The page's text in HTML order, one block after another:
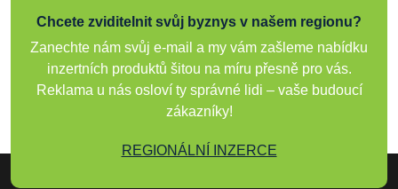
Chcete zviditelnit svůj byznys v našem regionu?
Zanechte nám svůj e-mail a my vám zašleme nabídku
inzertních produktů šitou na míru přesně pro vás.
Reklama u nás osloví ty správné lidi – vaše budoucí
zákazníky!
REGIONÁLNÍ INZERCE